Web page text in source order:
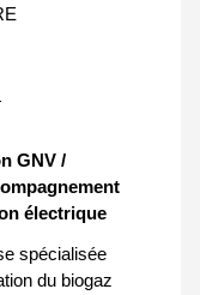
GNV /
électrique
spécialisée
du biogaz